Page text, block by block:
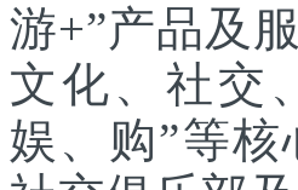
游+”产品及
文化、社交
娱、购”等